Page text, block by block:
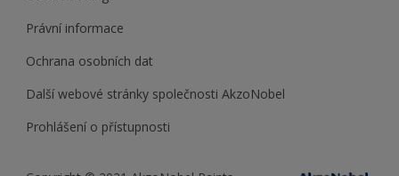
Právní informace
Ochrana osobních dat
Další webové stránky společnosti AkzoNobel
Prohlášení o přístupnosti